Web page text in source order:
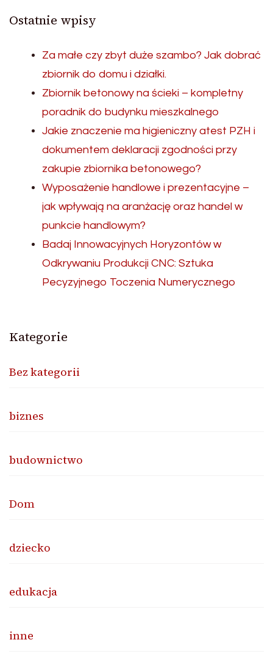
Ostatnie wpisy
Za małe czy zbyt duże szambo? Jak dobrać
zbiornik do domu i działki.
Zbiornik betonowy na ścieki – kompletny
poradnik do budynku mieszkalnego
Jakie znaczenie ma higieniczny atest PZH i
dokumentem deklaracji zgodności przy
zakupie zbiornika betonowego?
Wyposażenie handlowe i prezentacyjne –
jak wpływają na aranżację oraz handel w
punkcie handlowym?
Badaj Innowacyjnych Horyzontów w
Odkrywaniu Produkcji CNC: Sztuka
Pecyzyjnego Toczenia Numerycznego
Kategorie
Bez kategorii
biznes
budownictwo
Dom
dziecko
edukacja
inne